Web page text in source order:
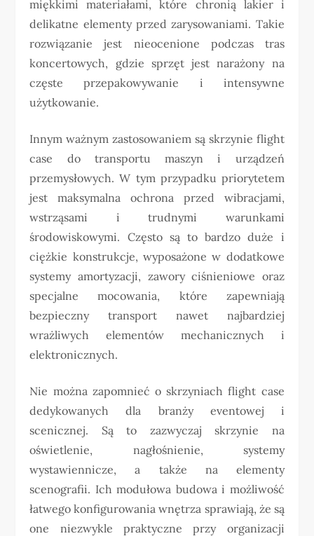
miękkimi materiałami, które chronią lakier i
delikatne elementy przed zarysowaniami. Takie
rozwiązanie jest nieocenione podczas tras
koncertowych, gdzie sprzęt jest narażony na
częste przepakowywanie i intensywne
użytkowanie.
Innym ważnym zastosowaniem są skrzynie flight
case do transportu maszyn i urządzeń
przemysłowych. W tym przypadku priorytetem
jest maksymalna ochrona przed wibracjami,
wstrząsami i trudnymi warunkami
środowiskowymi. Często są to bardzo duże i
ciężkie konstrukcje, wyposażone w dodatkowe
systemy amortyzacji, zawory ciśnieniowe oraz
specjalne mocowania, które zapewniają
bezpieczny transport nawet najbardziej
wrażliwych elementów mechanicznych i
elektronicznych.
Nie można zapomnieć o skrzyniach flight case
dedykowanych dla branży eventowej i
scenicznej. Są to zazwyczaj skrzynie na
oświetlenie, nagłośnienie, systemy
wystawiennicze, a także na elementy
scenografii. Ich modułowa budowa i możliwość
łatwego konfigurowania wnętrza sprawiają, że są
one niezwykle praktyczne przy organizacji